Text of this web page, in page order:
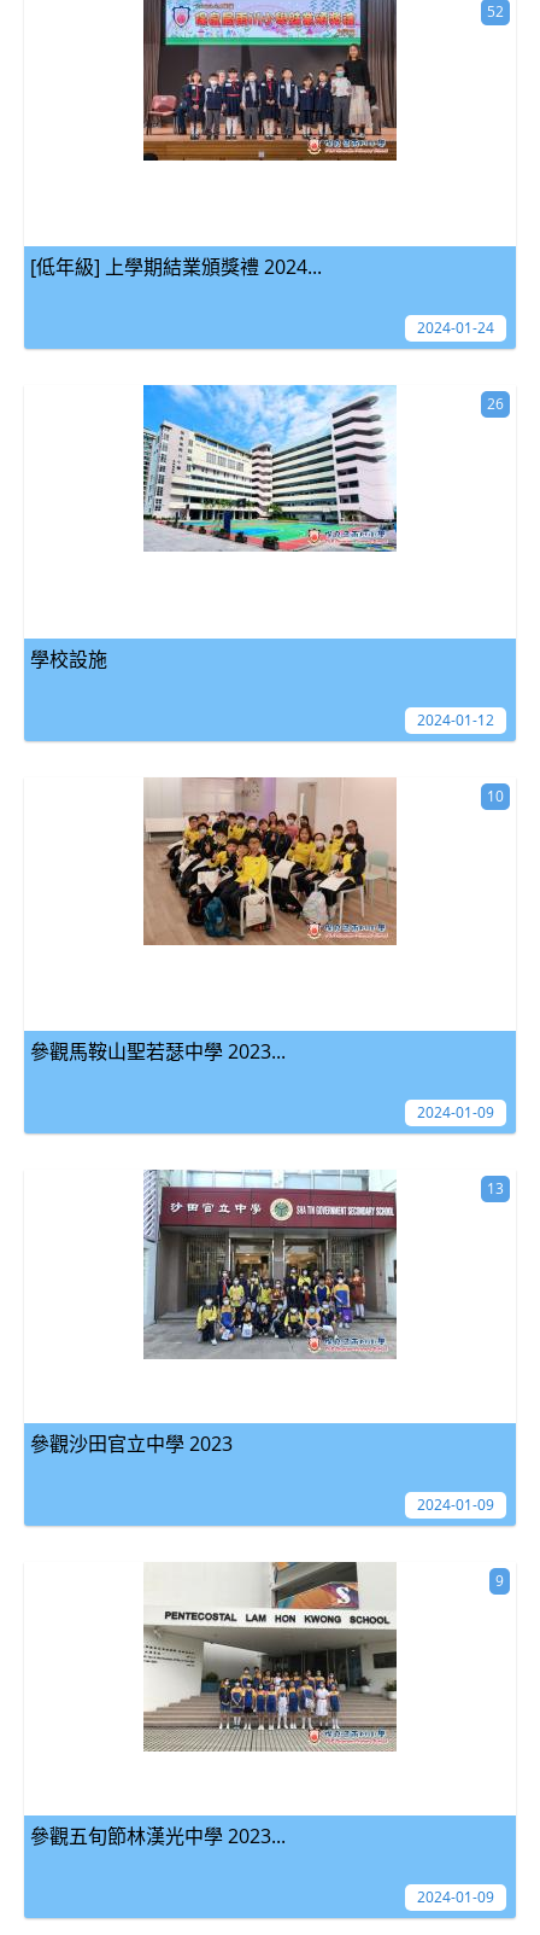
[低年級] 上學期結業頒獎禮 2024...
52
2024-01-24
學校設施
26
2024-01-12
參觀馬鞍山聖若瑟中學 2023...
10
2024-01-09
參觀沙田官立中學 2023
13
2024-01-09
參觀五旬節林漢光中學 2023...
9
2024-01-09